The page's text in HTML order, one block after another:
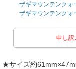
ザギマウンテンクォ
ザギマウンテンクォ
申し訳
★サイズ約